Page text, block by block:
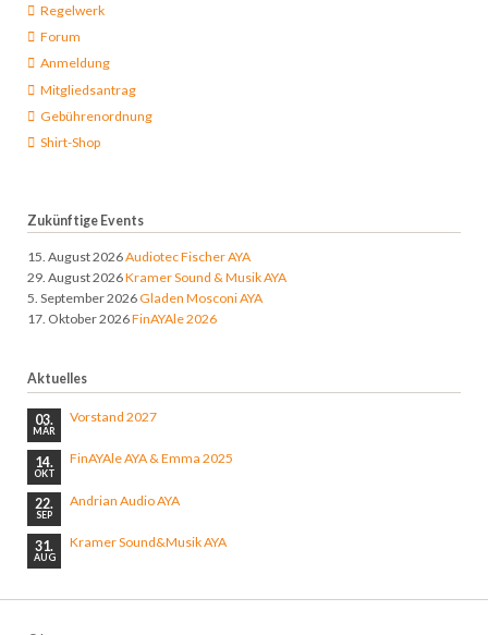
Regelwerk
Forum
Anmeldung
Mitgliedsantrag
Gebührenordnung
Shirt-Shop
Zukünftige Events
15. August 2026Audiotec Fischer AYA
29. August 2026Kramer Sound & Musik AYA
5. September 2026Gladen Mosconi AYA
17. Oktober 2026FinAYAle 2026
Aktuelles
03.
MÄR
Vorstand 2027
14.
OKT
FinAYAle AYA & Emma 2025
22.
SEP
Andrian Audio AYA
31.
AUG
Kramer Sound&Musik AYA